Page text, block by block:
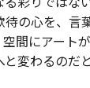
の心を、言
間にアート
変わるのだ